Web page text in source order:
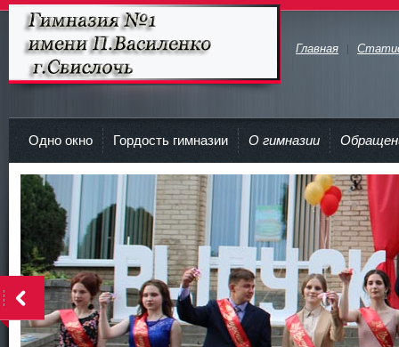
Гимназия №1 имени П.Василенко
Главная
Одно окно Гордость гимназии О гимназии